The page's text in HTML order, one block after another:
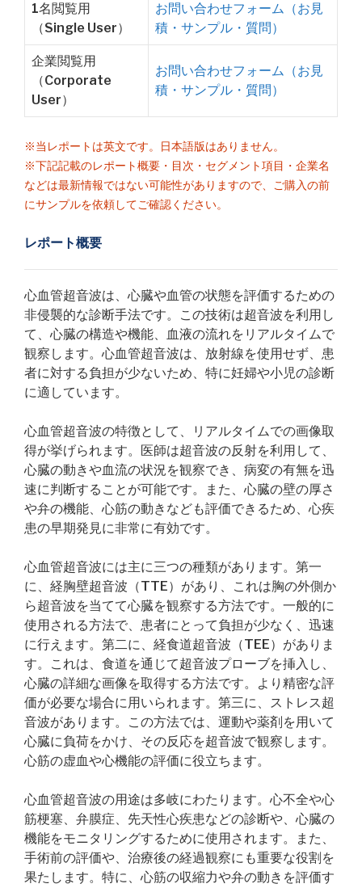
1名閲覧用
（Single User）
お問い合わせフォーム（お見
積・サンプル・質問）
企業閲覧用
（Corporate
User）
お問い合わせフォーム（お見
積・サンプル・質問）
※当レポートは英文です。日本語版はありません。
※下記記載のレポート概要・目次・セグメント項目・企業名
などは最新情報ではない可能性がありますので、ご購入の前
にサンプルを依頼してご確認ください。
レポート概要
心血管超音波は、心臓や血管の状態を評価するための
非侵襲的な診断手法です。この技術は超音波を利用し
て、心臓の構造や機能、血液の流れをリアルタイムで
観察します。心血管超音波は、放射線を使用せず、患
者に対する負担が少ないため、特に妊婦や小児の診断
に適しています。
心血管超音波の特徴として、リアルタイムでの画像取
得が挙げられます。医師は超音波の反射を利用して、
心臓の動きや血流の状況を観察でき、病変の有無を迅
速に判断することが可能です。また、心臓の壁の厚さ
や弁の機能、心筋の動きなども評価できるため、心疾
患の早期発見に非常に有効です。
心血管超音波には主に三つの種類があります。第一
に、経胸壁超音波（TTE）があり、これは胸の外側か
ら超音波を当てて心臓を観察する方法です。一般的に
使用される方法で、患者にとって負担が少なく、迅速
に行えます。第二に、経食道超音波（TEE）がありま
す。これは、食道を通じて超音波プローブを挿入し、
心臓の詳細な画像を取得する方法です。より精密な評
価が必要な場合に用いられます。第三に、ストレス超
音波があります。この方法では、運動や薬剤を用いて
心臓に負荷をかけ、その反応を超音波で観察します。
心筋の虚血や心機能の評価に役立ちます。
心血管超音波の用途は多岐にわたります。心不全や心
筋梗塞、弁膜症、先天性心疾患などの診断や、心臓の
機能をモニタリングするために使用されます。また、
手術前の評価や、治療後の経過観察にも重要な役割を
果たします。特に、心筋の収縮力や弁の動きを評価す